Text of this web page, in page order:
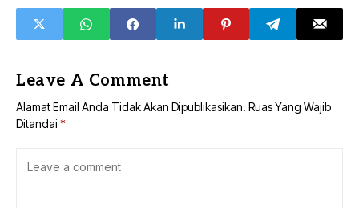
Leave A Comment
Alamat Email Anda Tidak Akan Dipublikasikan. Ruas Yang Wajib
Ditandai *